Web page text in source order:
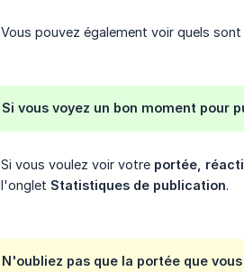
Vous pouvez également voir quels sont
Si vous voyez un bon moment pour
Si vous voulez voir votre portée,
l'onglet Statistiques de publication.
N'oubliez pas que la portée que